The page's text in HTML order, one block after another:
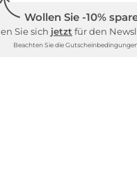
Wollen Sie -10%
Sie sich jetzt für den
Beachten Sie die